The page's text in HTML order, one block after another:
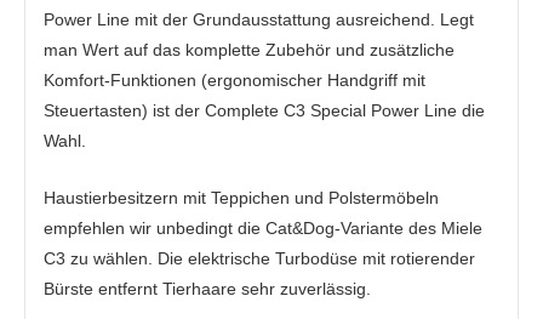
Power Line mit der Grundausstattung ausreichend. Legt
man Wert auf das komplette Zubehör und zusätzliche
Komfort-Funktionen (ergonomischer Handgriff mit
Steuertasten) ist der Complete C3 Special Power Line die
Wahl.
Haustierbesitzern mit Teppichen und Polstermöbeln
empfehlen wir unbedingt die Cat&Dog-Variante des Miele
C3 zu wählen. Die elektrische Turbodüse mit rotierender
Bürste entfernt Tierhaare sehr zuverlässig.